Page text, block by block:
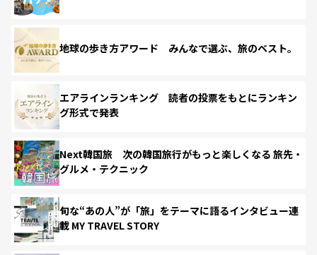
地球の歩き方アワード みんなで選ぶ、旅のベスト。
エアラインランキング 読者の投票をもとにランキン
グ形式で発表
Next韓国旅 次の韓国旅行がもっと楽しくなる 旅先・
グルメ・テクニック
旬な“あの人”が「旅」をテーマに語るインタビュー連
載 MY TRAVEL STORY